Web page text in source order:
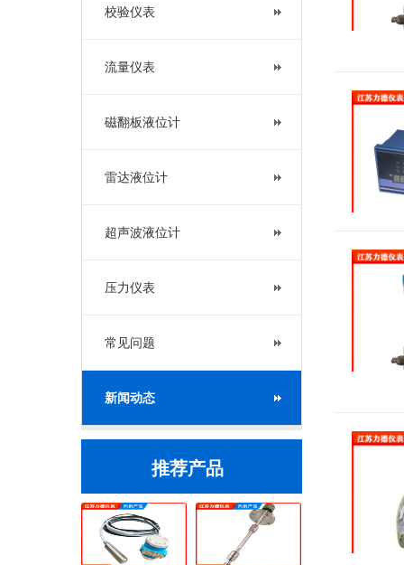
校验仪表
流量仪表
磁翻板液位计
雷达液位计
超声波液位计
压力仪表
常见问题
新闻动态
推荐产品